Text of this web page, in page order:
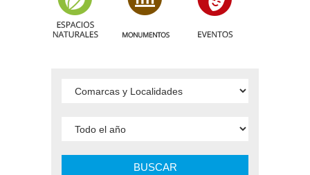
BUSCAR